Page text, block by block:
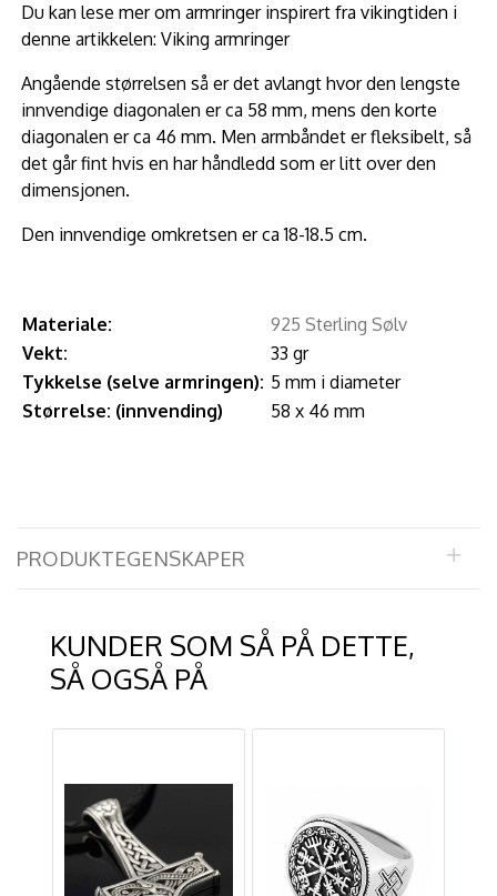
Du kan lese mer om armringer inspirert fra vikingtiden i
denne artikkelen: Viking armringer
Angående størrelsen så er det avlangt hvor den lengste
innvendige diagonalen er ca 58 mm, mens den korte
diagonalen er ca 46 mm. Men armbåndet er fleksibelt, så
det går fint hvis en har håndledd som er litt over den
dimensjonen.
Den innvendige omkretsen er ca 18-18.5 cm.
Materiale:
925 Sterling Sølv
Vekt:
33 gr
Tykkelse (selve armringen): 5 mm i diameter
Størrelse: (innvending)
58 x 46 mm
PRODUKTEGENSKAPER
KUNDER SOM SÅ PÅ DETTE,
SÅ OGSÅ PÅ